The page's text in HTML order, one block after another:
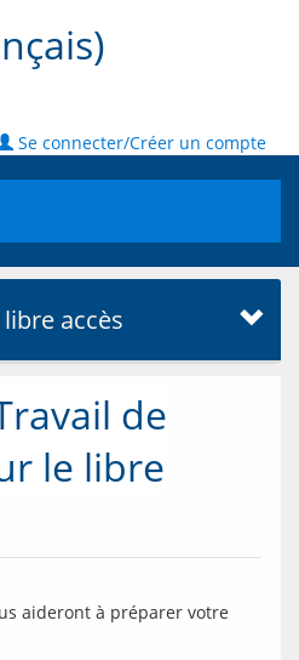
Se connecter/Créer un compte
accès
de
le libre
aideront à préparer votre